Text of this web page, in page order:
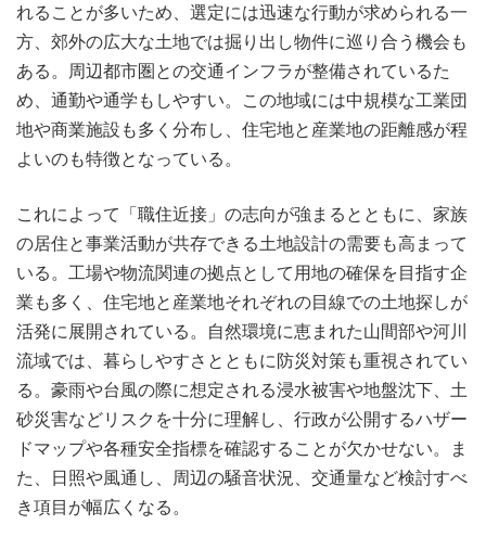
れることが多いため、選定には迅速な行動が求められる一
方、郊外の広大な土地では掘り出し物件に巡り合う機会も
ある。周辺都市圏との交通インフラが整備されているた
め、通勤や通学もしやすい。この地域には中規模な工業団
地や商業施設も多く分布し、住宅地と産業地の距離感が程
よいのも特徴となっている。
これによって「職住近接」の志向が強まるとともに、家族
の居住と事業活動が共存できる土地設計の需要も高まって
いる。工場や物流関連の拠点として用地の確保を目指す企
業も多く、住宅地と産業地それぞれの目線での土地探しが
活発に展開されている。自然環境に恵まれた山間部や河川
流域では、暮らしやすさとともに防災対策も重視されてい
る。豪雨や台風の際に想定される浸水被害や地盤沈下、土
砂災害などリスクを十分に理解し、行政が公開するハザー
ドマップや各種安全指標を確認することが欠かせない。ま
た、日照や風通し、周辺の騒音状況、交通量など検討すべ
き項目が幅広くなる。